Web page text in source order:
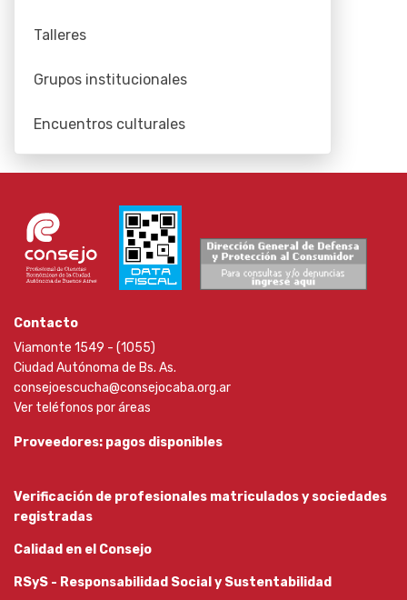
Talleres
Grupos institucionales
Encuentros culturales
Contacto
Viamonte 1549 - (1055)
Ciudad Autónoma de Bs. As.
consejoescucha@consejocaba.org.ar
Ver teléfonos por áreas
Proveedores: pagos disponibles
Verificación de profesionales matriculados y sociedades
registradas
Calidad en el Consejo
RSyS - Responsabilidad Social y Sustentabilidad